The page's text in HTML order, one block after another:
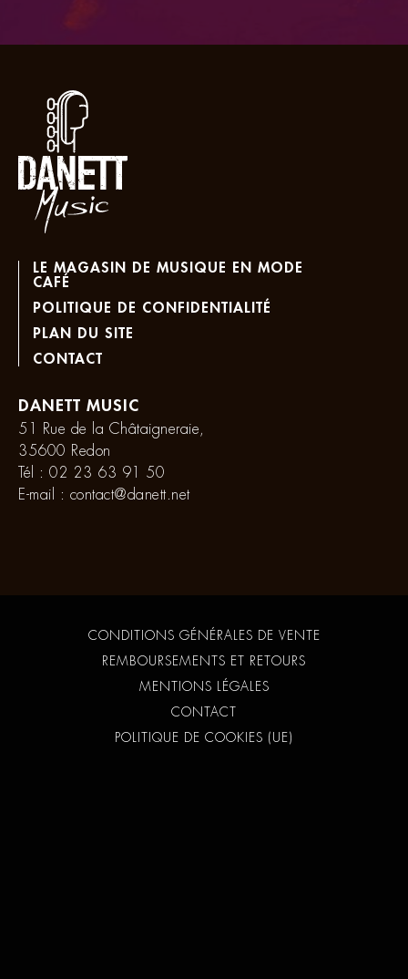
LE MAGASIN DE MUSIQUE EN MODE
CAFÉ
POLITIQUE DE CONFIDENTIALITÉ
PLAN DU SITE
CONTACT
DANETT MUSIC
51 Rue de la Châtaigneraie,
35600 Redon
Tél : 02 23 63 91 50
E-mail : contact@danett.net
CONDITIONS GÉNÉRALES DE VENTE
REMBOURSEMENTS ET RETOURS
MENTIONS LÉGALES
CONTACT
POLITIQUE DE COOKIES (UE)